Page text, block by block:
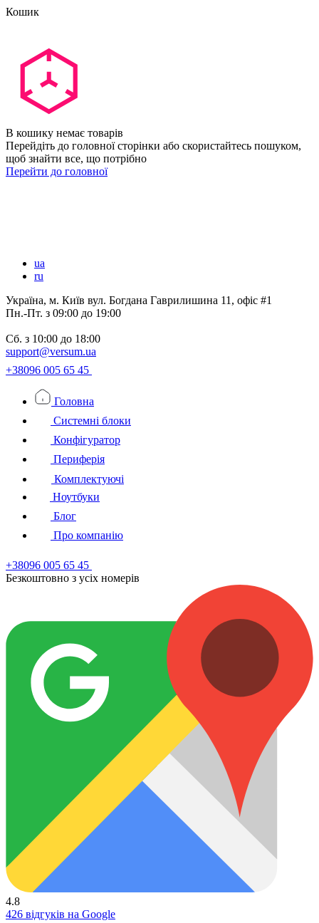
Кошик
В кошику немає товарів
Перейдіть до головної сторінки або скористайтесь пошуком,
щоб знайти все, що потрібно
Перейти до головної
ua
ru
Україна, м. Київ вул. Богдана Гаврилишина 11, офіс #1
Пн.-Пт. з 09:00 до 19:00
Сб. з 10:00 до 18:00
support@versum.ua
+38096 005 65 45
Головна
Системні блоки
Конфігуратор
Периферія
Комплектуючі
Ноутбуки
Блог
Про компанію
+38096 005 65 45
Безкоштовно з усiх номерiв
4.8
426 відгуків на Google